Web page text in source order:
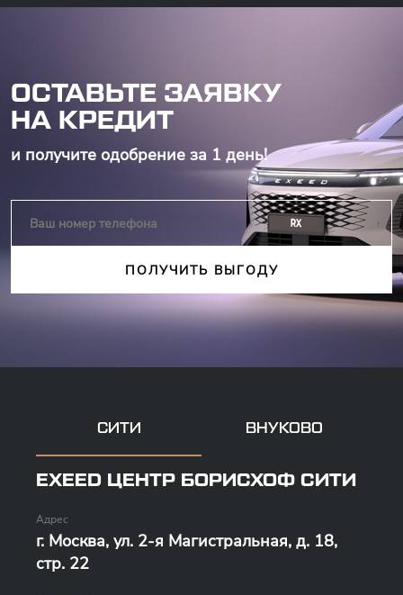
ОСТАВЬТЕ ЗАЯВКУ
НА КРЕДИТ
и получите одобрение за 1 день!
ПОЛУЧИТЬ ВЫГОДУ
СИТИ ВНУКОВО
EXEED ЦЕНТР БОРИСХОФ СИТИ
Адрес
г. Москва, ул. 2-я Магистральная, д. 18,
стр. 22